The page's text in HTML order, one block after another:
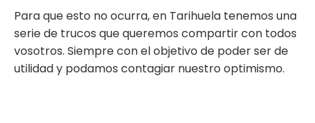
Para que esto no ocurra, en Tarihuela tenemos una
serie de trucos que queremos compartir con todos
vosotros. Siempre con el objetivo de poder ser de
utilidad y podamos contagiar nuestro optimismo.